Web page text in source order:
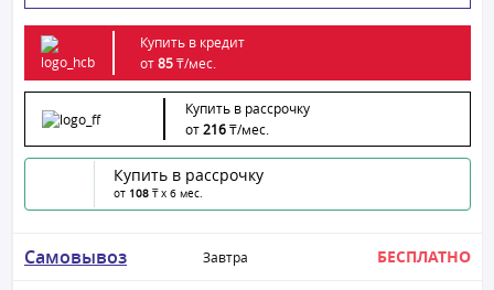
Купить в кредит
от85₸/мес.
Купить в рассрочку
от216₸/мес.
Купить в рассрочку
от 108 ₸ x 6 мес.
Самовывоз Завтра БЕСПЛАТНО